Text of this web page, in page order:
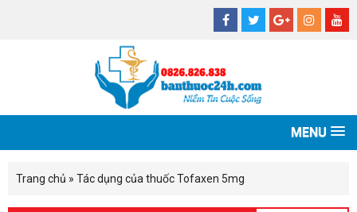
MENU
Trang chủ » Tác dụng của thuốc Tofaxen 5mg